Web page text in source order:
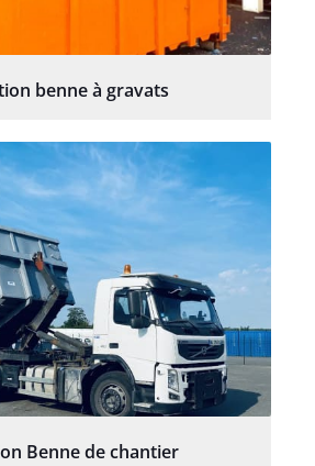
benne à gravats
Benne de chantier